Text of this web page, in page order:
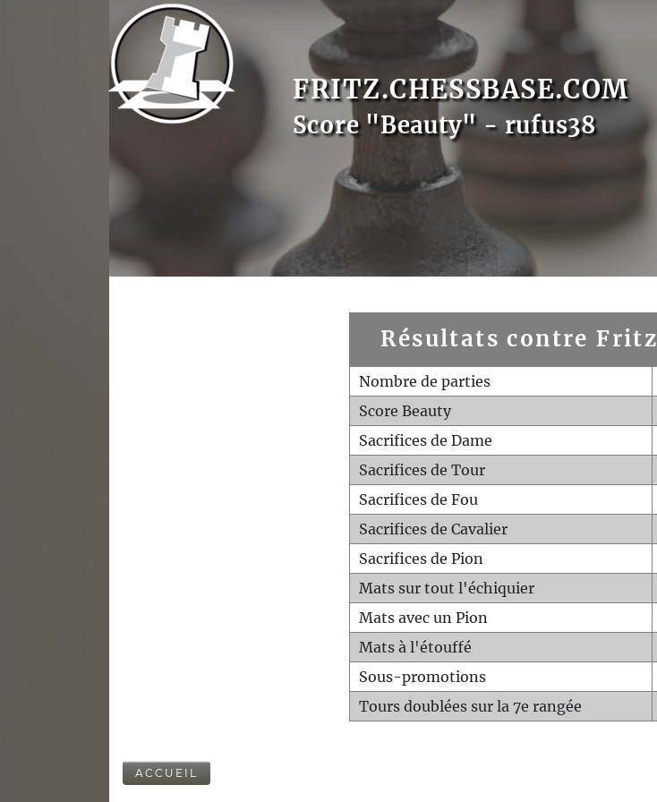
FRITZ.CHESSBASE.COM
Score "Beauty" - rufus38
Résultats contre Fritz
Nombre de parties
Score Beauty
Sacrifices de Dame
Sacrifices de Tour
Sacrifices de Fou
Sacrifices de Cavalier
Sacrifices de Pion
Mats sur tout l'échiquier
Mats avec un Pion
Mats à l'étouffé
Sous-promotions
Tours doublées sur la 7e rangée
ACCUEIL